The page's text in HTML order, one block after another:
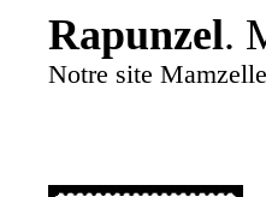
Rapunzel.
Notre site